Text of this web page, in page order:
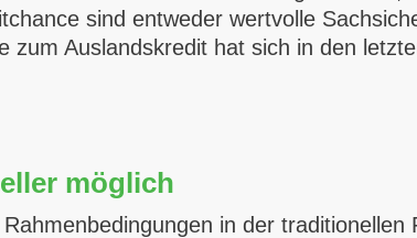
sind entweder wertvolle
zum Auslandskredit hat sich in den
möglich
in der traditionellen